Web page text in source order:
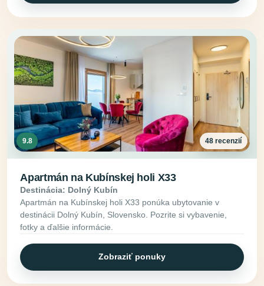
9.8 48 recenzií
Apartmán na Kubínskej holi X33
Destinácia: Dolný Kubín
Apartmán na Kubínskej holi X33 ponúka ubytovanie v
destinácii Dolný Kubín, Slovensko. Pozrite si vybavenie,
fotky a ďalšie informácie.
Zobraziť ponuky